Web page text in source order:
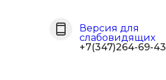
Версия для
слабовидящих
+7(347)264-69-43